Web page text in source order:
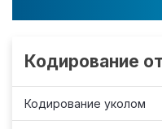
Кодирование
Кодирование уколом